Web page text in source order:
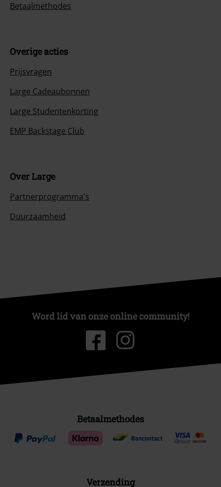
Betaalmethodes
Overige acties
Prijsvragen
Large Cadeaubonnen
Large Studentenkorting
EMP Backstage Club
Over Large
Partnerprogramma's
Duurzaamheid
Word lid van onze online community!
Betaalmethodes
Verzending